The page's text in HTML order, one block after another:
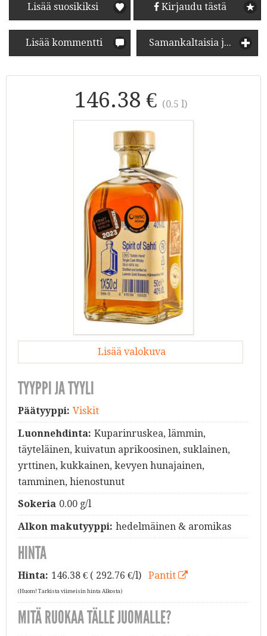
Lisää suosikiksi Kirjaudu tästä
Lisää kommentti Samankaltaisia juomia
146.38 € (0.5 l)
Lisää valokuva
TYYPPI JA TYYLI
Päätyyppi: Viskit
Luonnehdinta: Kuparinruskea, lämmin,
täyteläinen, kuivatun aprikoosinen, suklainen,
yrttinen, kukkainen, kevyen hunajainen,
tamminen, hienostunut
Sokeria 0.00 g/l
Alkon makutyyppi: hedelmäinen & aromikas
HINTA
Hinta: 146.38€ ( 292.76 €/l) Pantit
(Huom! Tarkista viimeisin hinta Alkosta)
MITÄ RUOKAA TÄLLE JUOMALLE?